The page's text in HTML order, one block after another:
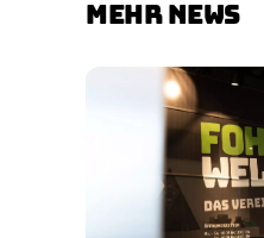
MEHR NEWS